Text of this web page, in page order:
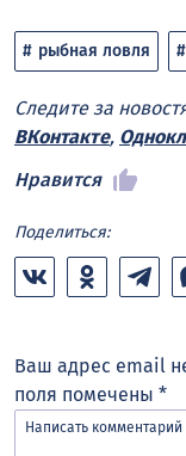
рыбная ловля
Следите за
ВКонтакте,
Нравится
Поделиться:
Ваш адрес email
поля помечены *